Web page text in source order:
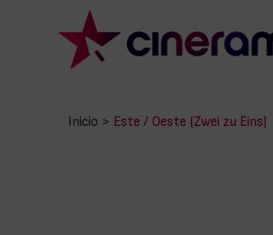
Inicio > Este / Oeste (Zwei zu Eins)